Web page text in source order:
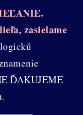
zasielame
ĎAKUJEME